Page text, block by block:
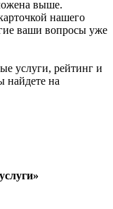
выше.
нашего
ваши вопросы уже
услуги, рейтинг и
найдете на